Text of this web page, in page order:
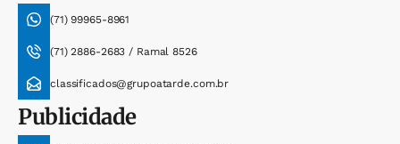
(71) 99965-8961
(71) 2886-2683 / Ramal 8526
classificados@grupoatarde.com.br
Publicidade